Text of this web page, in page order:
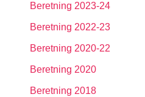
Beretning 2023-24
Beretning 2022-23
Beretning 2020-22
Beretning 2020
Beretning 2018